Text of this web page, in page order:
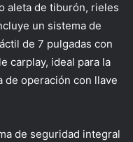
aleta de tiburón, rieles
un sistema de
de 7 pulgadas con
carplay, ideal para la
de operación con llave
de seguridad integral